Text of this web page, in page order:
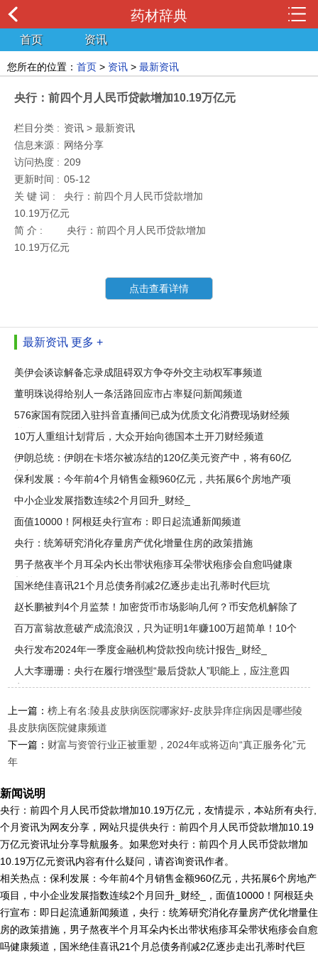
药材辞典
首页 资讯
您所在的位置： 首页 > 资讯 > 最新资讯
央行：前四个月人民币贷款增加10.19万亿元
栏目分类 : 资讯 > 最新资讯
信息来源 : 网络分享
访问热度 : 209
更新时间 : 05-12
关 键 词 :
央行：前四个月人民币贷款增加
10.19万亿元
简 介 :
央行：前四个月人民币贷款增加
10.19万亿元
点击查看详情
最新资讯 更多 +
美伊会谈谅解备忘录成阻碍双方争夺外交主动权军事频道
董明珠说得给别人一条活路回应市占率疑问新闻频道
576家国有院团入驻抖音直播间已成为优质文化消费现场财经频
道
10万人重组计划背后，大众开始向德国本土开刀财经频道
伊朗总统：伊朗在卡塔尔被冻结的120亿美元资产中，将有60亿
美元解冻
保利发展：今年前4个月销售金额960亿元，共拓展6个房地产项
目
中小企业发展指数连续2个月回升_财经_
面值10000！阿根廷央行宣布：即日起流通新闻频道
央行：统筹研究消化存量房产优化增量住房的政策措施
男子熬夜半个月耳朵内长出带状疱疹耳朵带状疱疹会自愈吗健康
频道
国米绝佳喜讯21个月总债务削减2亿逐步走出孔蒂时代巨坑
赵长鹏被判4个月监禁！加密货币市场影响几何？币安危机解除了
吗？
百万富翁故意破产成流浪汉，只为证明1年赚100万超简单！10个
月过后..
央行发布2024年一季度金融机构贷款投向统计报告_财经_
人大李珊珊：央行在履行增强型“最后贷款人”职能上，应注意四
点
上一篇：榜上有名:陵县皮肤病医院哪家好-皮肤异痒症病因是哪些陵
县皮肤病医院健康频道
下一篇： 财富与资管行业正被重塑，2024年或将迈向“真正服务化”元
年
新闻说明
央行：前四个月人民币贷款增加10.19万亿元，友情提示，本站所有央行,
个月资讯为网友分享，网站只提供央行：前四个月人民币贷款增加10.19
万亿元资讯址分享导航服务。如果您对央行：前四个月人民币贷款增加
10.19万亿元资讯内容有什么疑问，请咨询资讯作者。
相关热点：保利发展：今年前4个月销售金额960亿元，共拓展6个房地产
项目，中小企业发展指数连续2个月回升_财经_，面值10000！阿根廷央
行宣布：即日起流通新闻频道，央行：统筹研究消化存量房产优化增量住
房的政策措施，男子熬夜半个月耳朵内长出带状疱疹耳朵带状疱疹会自愈
吗健康频道，国米绝佳喜讯21个月总债务削减2亿逐步走出孔蒂时代巨